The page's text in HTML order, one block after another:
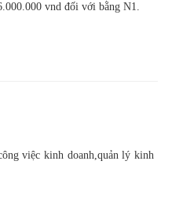
vnd đối với bằng N1.
việc kinh doanh,quản lý kinh